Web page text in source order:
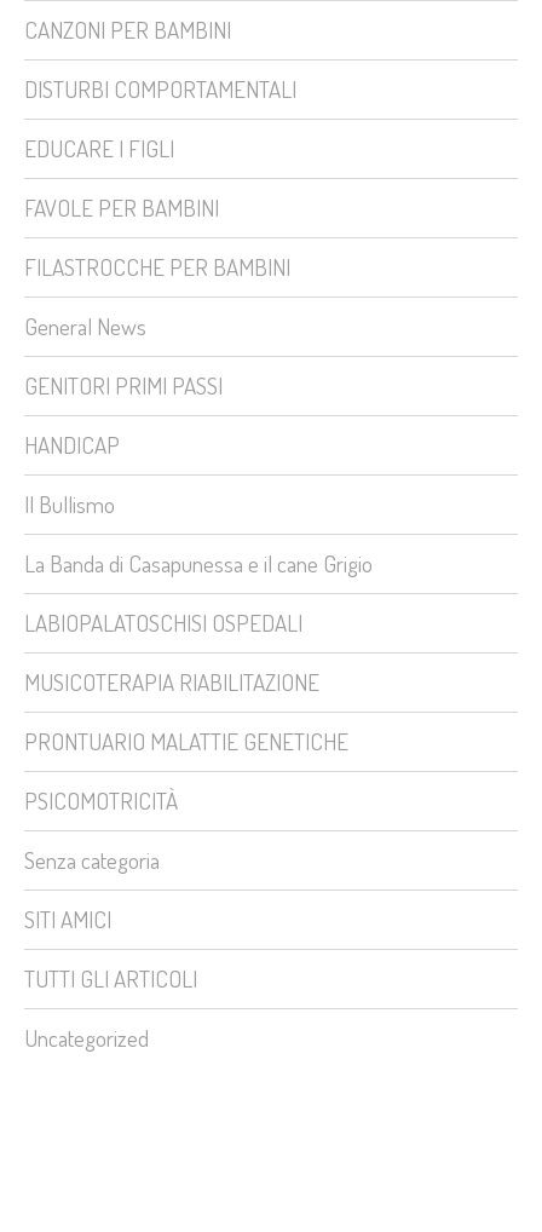
CANZONI PER BAMBINI
DISTURBI COMPORTAMENTALI
EDUCARE I FIGLI
FAVOLE PER BAMBINI
FILASTROCCHE PER BAMBINI
General News
GENITORI PRIMI PASSI
HANDICAP
Il Bullismo
La Banda di Casapunessa e il cane Grigio
LABIOPALATOSCHISI OSPEDALI
MUSICOTERAPIA RIABILITAZIONE
PRONTUARIO MALATTIE GENETICHE
PSICOMOTRICITÀ
Senza categoria
SITI AMICI
TUTTI GLI ARTICOLI
Uncategorized